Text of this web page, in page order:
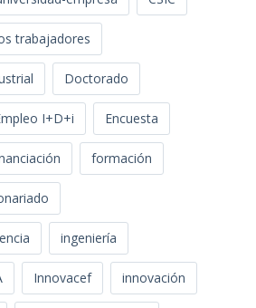
trabajadores
Doctorado
I+D+i Encuesta
formación
ingeniería
Innovacef innovación